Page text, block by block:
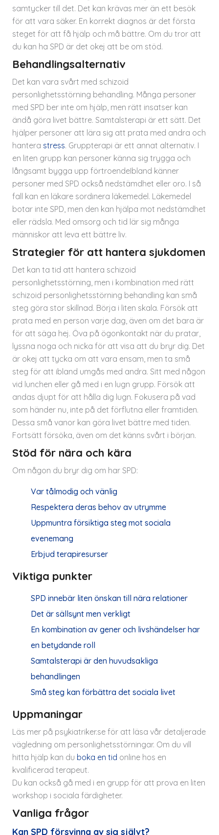
samtycker till det. Det kan krävas mer än ett besök
för att vara säker. En korrekt diagnos är det första
steget för att få hjälp och må bättre. Om du tror att
du kan ha SPD är det okej att be om stöd.
Behandlingsalternativ
Det kan vara svårt med schizoid
personlighetsstörning behandling. Många personer
med SPD ber inte om hjälp, men rätt insatser kan
ändå göra livet bättre. Samtalsterapi är ett sätt. Det
hjälper personer att lära sig att prata med andra och
hantera stress. Gruppterapi är ett annat alternativ. I
en liten grupp kan personer känna sig trygga och
långsamt bygga upp förtroendeIbland känner
personer med SPD också nedstämdhet eller oro. I så
fall kan en läkare sordinera läkemedel. Läkemedel
botar inte SPD, men den kan hjälpa mot nedstämdhet
eller rädsla. Med omsorg och tid lär sig många
människor att leva ett bättre liv.
Strategier för att hantera sjukdomen
Det kan ta tid att hantera schizoid
personlighetsstörning, men i kombination med rätt
schizoid personlighetsstörning behandling kan små
steg göra stor skillnad. Börja i liten skala. Försök att
prata med en person varje dag, även om det bara är
för att säga hej. Öva på ögonkontakt när du pratar,
lyssna noga och nicka för att visa att du bryr dig. Det
är okej att tycka om att vara ensam, men ta små
steg för att ibland umgås med andra. Sitt med någon
vid lunchen eller gå med i en lugn grupp. Försök att
andas djupt för att hålla dig lugn. Fokusera på vad
som händer nu, inte på det förflutna eller framtiden.
Dessa små vanor kan göra livet bättre med tiden.
Fortsätt försöka, även om det känns svårt i början.
Stöd för nära och kära
Om någon du bryr dig om har SPD:
Var tålmodig och vänlig
Respektera deras behov av utrymme
Uppmuntra försiktiga steg mot sociala
evenemang
Erbjud terapiresurser
Viktiga punkter
SPD innebär liten önskan till nära relationer
Det är sällsynt men verkligt
En kombination av gener och livshändelser har
en betydande roll
Samtalsterapi är den huvudsakliga
behandlingen
Små steg kan förbättra det sociala livet
Uppmaningar
Läs mer på psykiatriker.se för att läsa vår detaljerade
vägledning om personlighetsstörningar. Om du vill
hitta hjälp kan du boka en tid online hos en
kvalificerad terapeut.
Du kan också gå med i en grupp för att prova en liten
workshop i sociala färdigheter.
Vanliga frågor
Kan SPD försvinna av sig självt?